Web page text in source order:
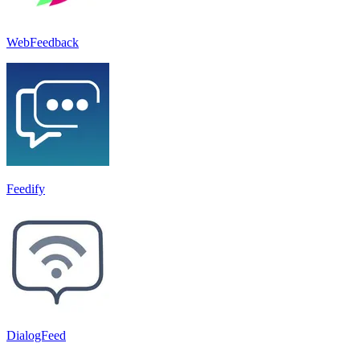
WebFeedback
Feedify
DialogFeed